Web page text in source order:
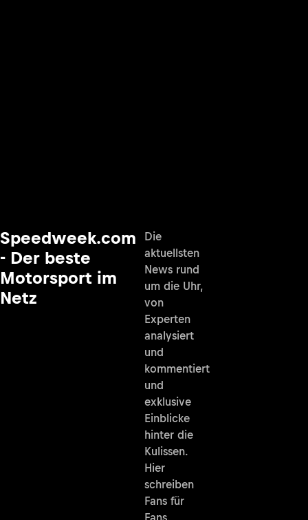
Speedweek.com
- Der beste
Motorsport im
Netz
Die
aktuellsten
News rund
um die Uhr,
von
Experten
analysiert
und
kommentiert
und
exklusive
Einblicke
hinter die
Kulissen.
Hier
schreiben
Fans für
Fans.